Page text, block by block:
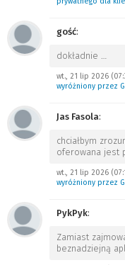
gość:
dokładnie …
wt., 21 lip 2026
wyróżniony przez
Jas Fasola:
chciałbym
oferowana jest
wt., 21 lip 2026
wyróżniony przez
PykPyk:
Zamiast
beznadziejną